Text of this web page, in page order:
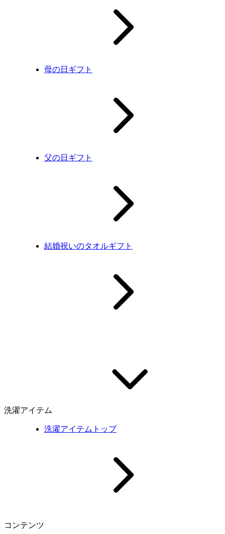
母の日ギフト
父の日ギフト
結婚祝いのタオルギフト
洗濯アイテム
洗濯アイテムトップ
コンテンツ